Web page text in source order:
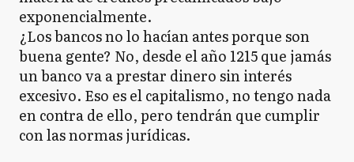
exponencialmente.
¿Los bancos no lo hacían antes porque son
buena gente? No, desde el año 1215 que jamás
un banco va a prestar dinero sin interés
excesivo. Eso es el capitalismo, no tengo nada
en contra de ello, pero tendrán que cumplir
con las normas jurídicas.